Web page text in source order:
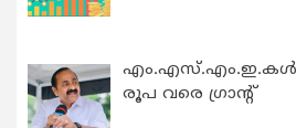
രൂപ വരെ ഗ്രാന്റ്